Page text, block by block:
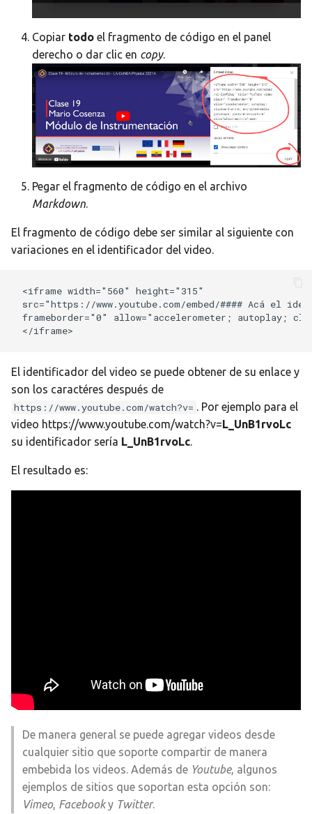
Copiar todo el fragmento de código en el panel
derecho o dar clic en copy.
Pegar el fragmento de código en el archivo
Markdown.
El fragmento de código debe ser similar al siguiente con
variaciones en el identificador del video.
<iframe width="560" height="315"
src="https://www.youtube.com/embed/#### Acá el
frameborder="0" allow="accelerometer; autoplay;
El identificador del video se puede obtener de su enlace y
son los caractéres después de
https://www.youtube.com/watch?v= . Por ejemplo para el
video https://www.youtube.com/watch?v=L_UnB1rvoLc
su identificador sería L_UnB1rvoLc.
El resultado es:
De manera general se puede agregar videos desde
cualquier sitio que soporte compartir de manera
embebida los videos. Además de Youtube, algunos
ejemplos de sitios que soportan esta opción son:
Vimeo, Facebooky Twitter.